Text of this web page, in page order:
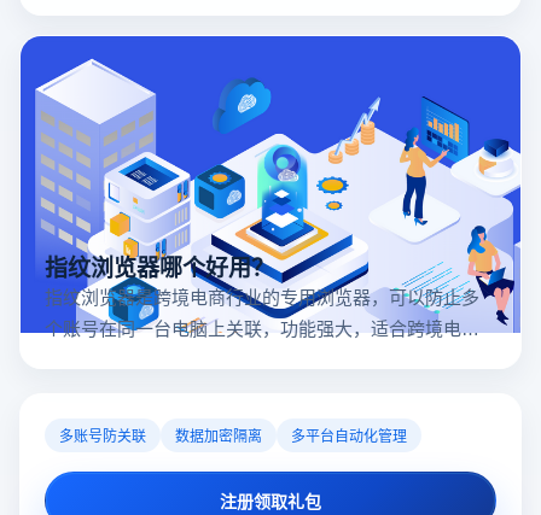
指纹浏览器哪个好用？
指纹浏览器是跨境电商行业的专用浏览器，可以防止多
个账号在同一台电脑上关联，功能强大，适合跨境电商
多账号防关联 数据加密隔离 多平台自动化管理
注册领取礼包